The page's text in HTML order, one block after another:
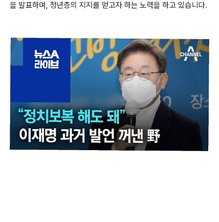
을 발표하며, 청년층의 지지를 얻고자 하는 노력을 하고 있습니다.